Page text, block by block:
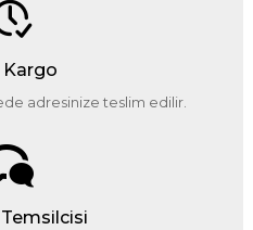
Kargo
adresinize teslim edilir.